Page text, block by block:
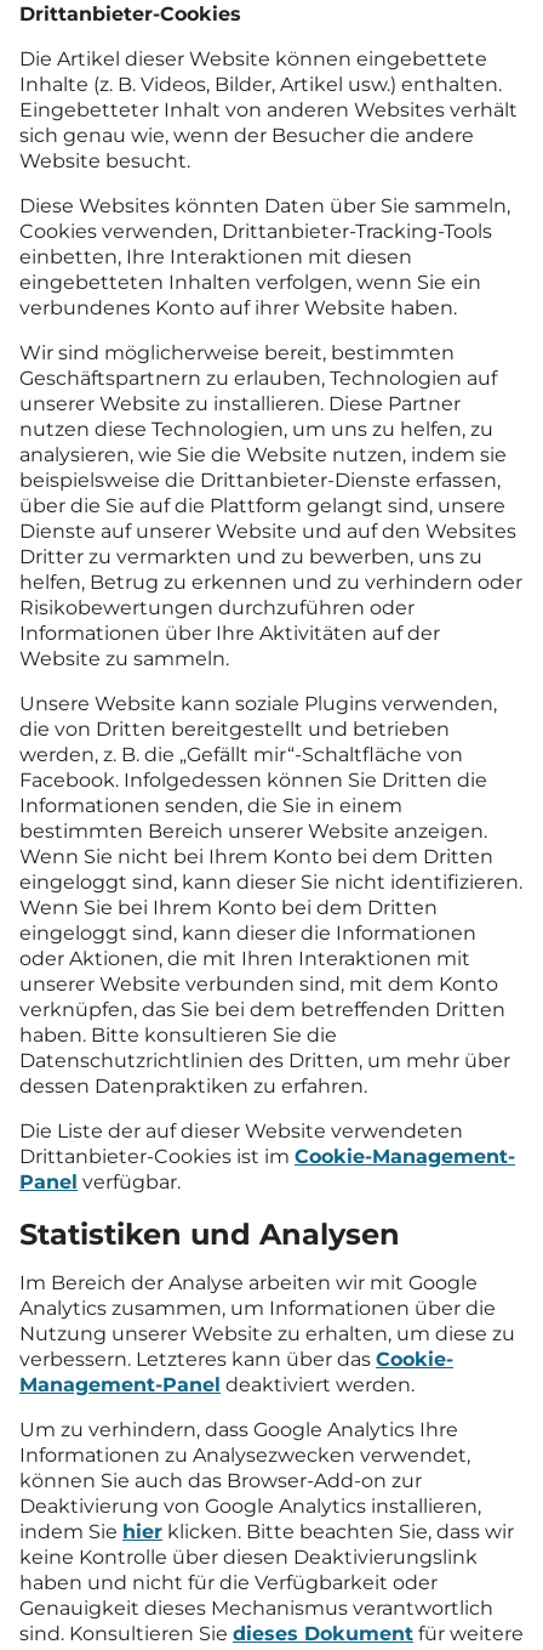
Drittanbieter-Cookies
Die Artikel dieser Website können eingebettete
Inhalte (z. B. Videos, Bilder, Artikel usw.) enthalten.
Eingebetteter Inhalt von anderen Websites verhält
sich genau wie, wenn der Besucher die andere
Website besucht.
Diese Websites könnten Daten über Sie sammeln,
Cookies verwenden, Drittanbieter-Tracking-Tools
einbetten, Ihre Interaktionen mit diesen
eingebetteten Inhalten verfolgen, wenn Sie ein
verbundenes Konto auf ihrer Website haben.
Wir sind möglicherweise bereit, bestimmten
Geschäftspartnern zu erlauben, Technologien auf
unserer Website zu installieren. Diese Partner
nutzen diese Technologien, um uns zu helfen, zu
analysieren, wie Sie die Website nutzen, indem sie
beispielsweise die Drittanbieter-Dienste erfassen,
über die Sie auf die Plattform gelangt sind, unsere
Dienste auf unserer Website und auf den Websites
Dritter zu vermarkten und zu bewerben, uns zu
helfen, Betrug zu erkennen und zu verhindern oder
Risikobewertungen durchzuführen oder
Informationen über Ihre Aktivitäten auf der
Website zu sammeln.
Unsere Website kann soziale Plugins verwenden,
die von Dritten bereitgestellt und betrieben
werden, z. B. die „Gefällt mir“-Schaltfläche von
Facebook. Infolgedessen können Sie Dritten die
Informationen senden, die Sie in einem
bestimmten Bereich unserer Website anzeigen.
Wenn Sie nicht bei Ihrem Konto bei dem Dritten
eingeloggt sind, kann dieser Sie nicht identifizieren.
Wenn Sie bei Ihrem Konto bei dem Dritten
eingeloggt sind, kann dieser die Informationen
oder Aktionen, die mit Ihren Interaktionen mit
unserer Website verbunden sind, mit dem Konto
verknüpfen, das Sie bei dem betreffenden Dritten
haben. Bitte konsultieren Sie die
Datenschutzrichtlinien des Dritten, um mehr über
dessen Datenpraktiken zu erfahren.
Die Liste der auf dieser Website verwendeten
Drittanbieter-Cookies ist im Cookie-Management-
Panel verfügbar.
Statistiken und Analysen
Im Bereich der Analyse arbeiten wir mit Google
Analytics zusammen, um Informationen über die
Nutzung unserer Website zu erhalten, um diese zu
verbessern. Letzteres kann über das Cookie-
Management-Panel deaktiviert werden.
Um zu verhindern, dass Google Analytics Ihre
Informationen zu Analysezwecken verwendet,
können Sie auch das Browser-Add-on zur
Deaktivierung von Google Analytics installieren,
indem Sie hier klicken. Bitte beachten Sie, dass wir
keine Kontrolle über diesen Deaktivierungslink
haben und nicht für die Verfügbarkeit oder
Genauigkeit dieses Mechanismus verantwortlich
sind. Konsultieren Sie dieses Dokument für weitere